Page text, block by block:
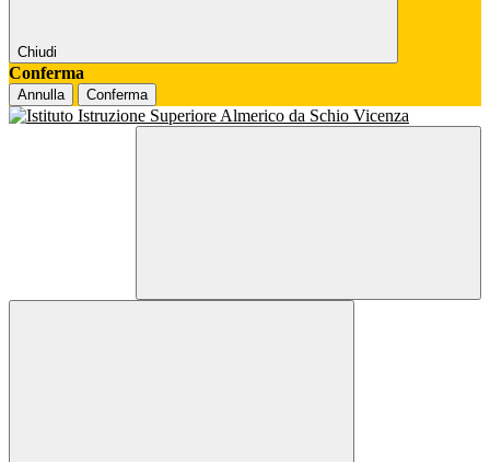
Chiudi
Conferma
Annulla Conferma